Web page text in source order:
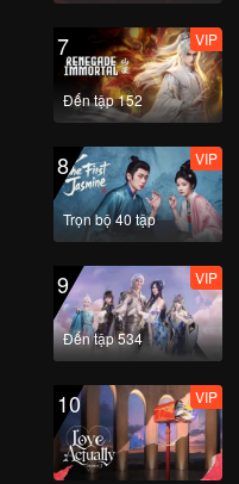
7
Đến tập 152
VIP
8
Trọn bộ 40 tập
VIP
9
Đến tập 534
VIP
10 VIP